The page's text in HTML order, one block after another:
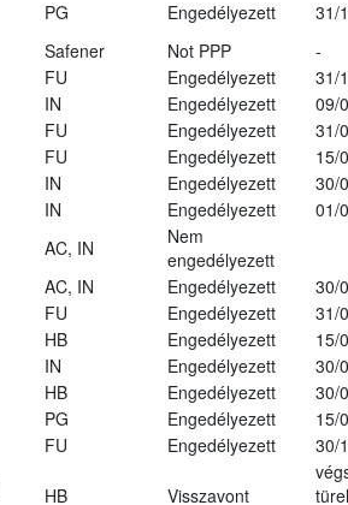
PG Engedélyezett
31/
Safener Not PPP
-
FU Engedélyezett
31/
IN Engedélyezett
09/
FU Engedélyezett
31/
FU Engedélyezett
15/
IN Engedélyezett
30/
IN Engedélyezett
01/
AC, IN
Nem
engedélyezett
AC, IN Engedélyezett
30/
FU Engedélyezett
31/
HB Engedélyezett
15/
IN Engedélyezett
30/
HB Engedélyezett
30/
PG Engedélyezett
15/
FU Engedélyezett
30/
HB Visszavont